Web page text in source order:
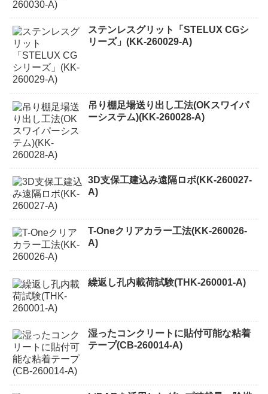
ステンレスグリット「STELUX CGシ
リーズ」(KK-260029-A)
吊り棚足場送り出し工法(OKスワイパ
ーシステム)(KK-260028-A)
3D支保工建込み遠隔ロボ(KK-260027-
A)
T-Oneクリアカラー工法(KK-260026-
A)
繰返し孔内載荷試験(THK-260001-A)
湿ったコンクリートに貼付可能な粘着
テープ(CB-260014-A)